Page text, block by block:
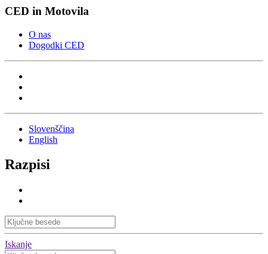
CED in Motovila
O nas
Dogodki CED
Slovenščina
English
Razpisi
Iskanje